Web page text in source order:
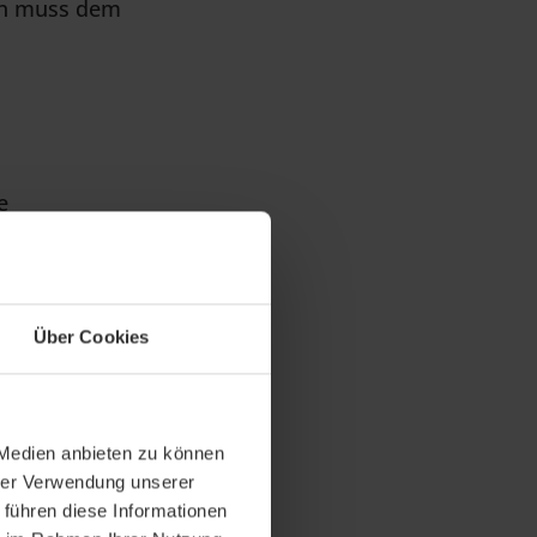
Über Cookies
anbieten zu können
Verwendung unserer
diese Informationen
muss dem
Dieser
Begriffes
Auch